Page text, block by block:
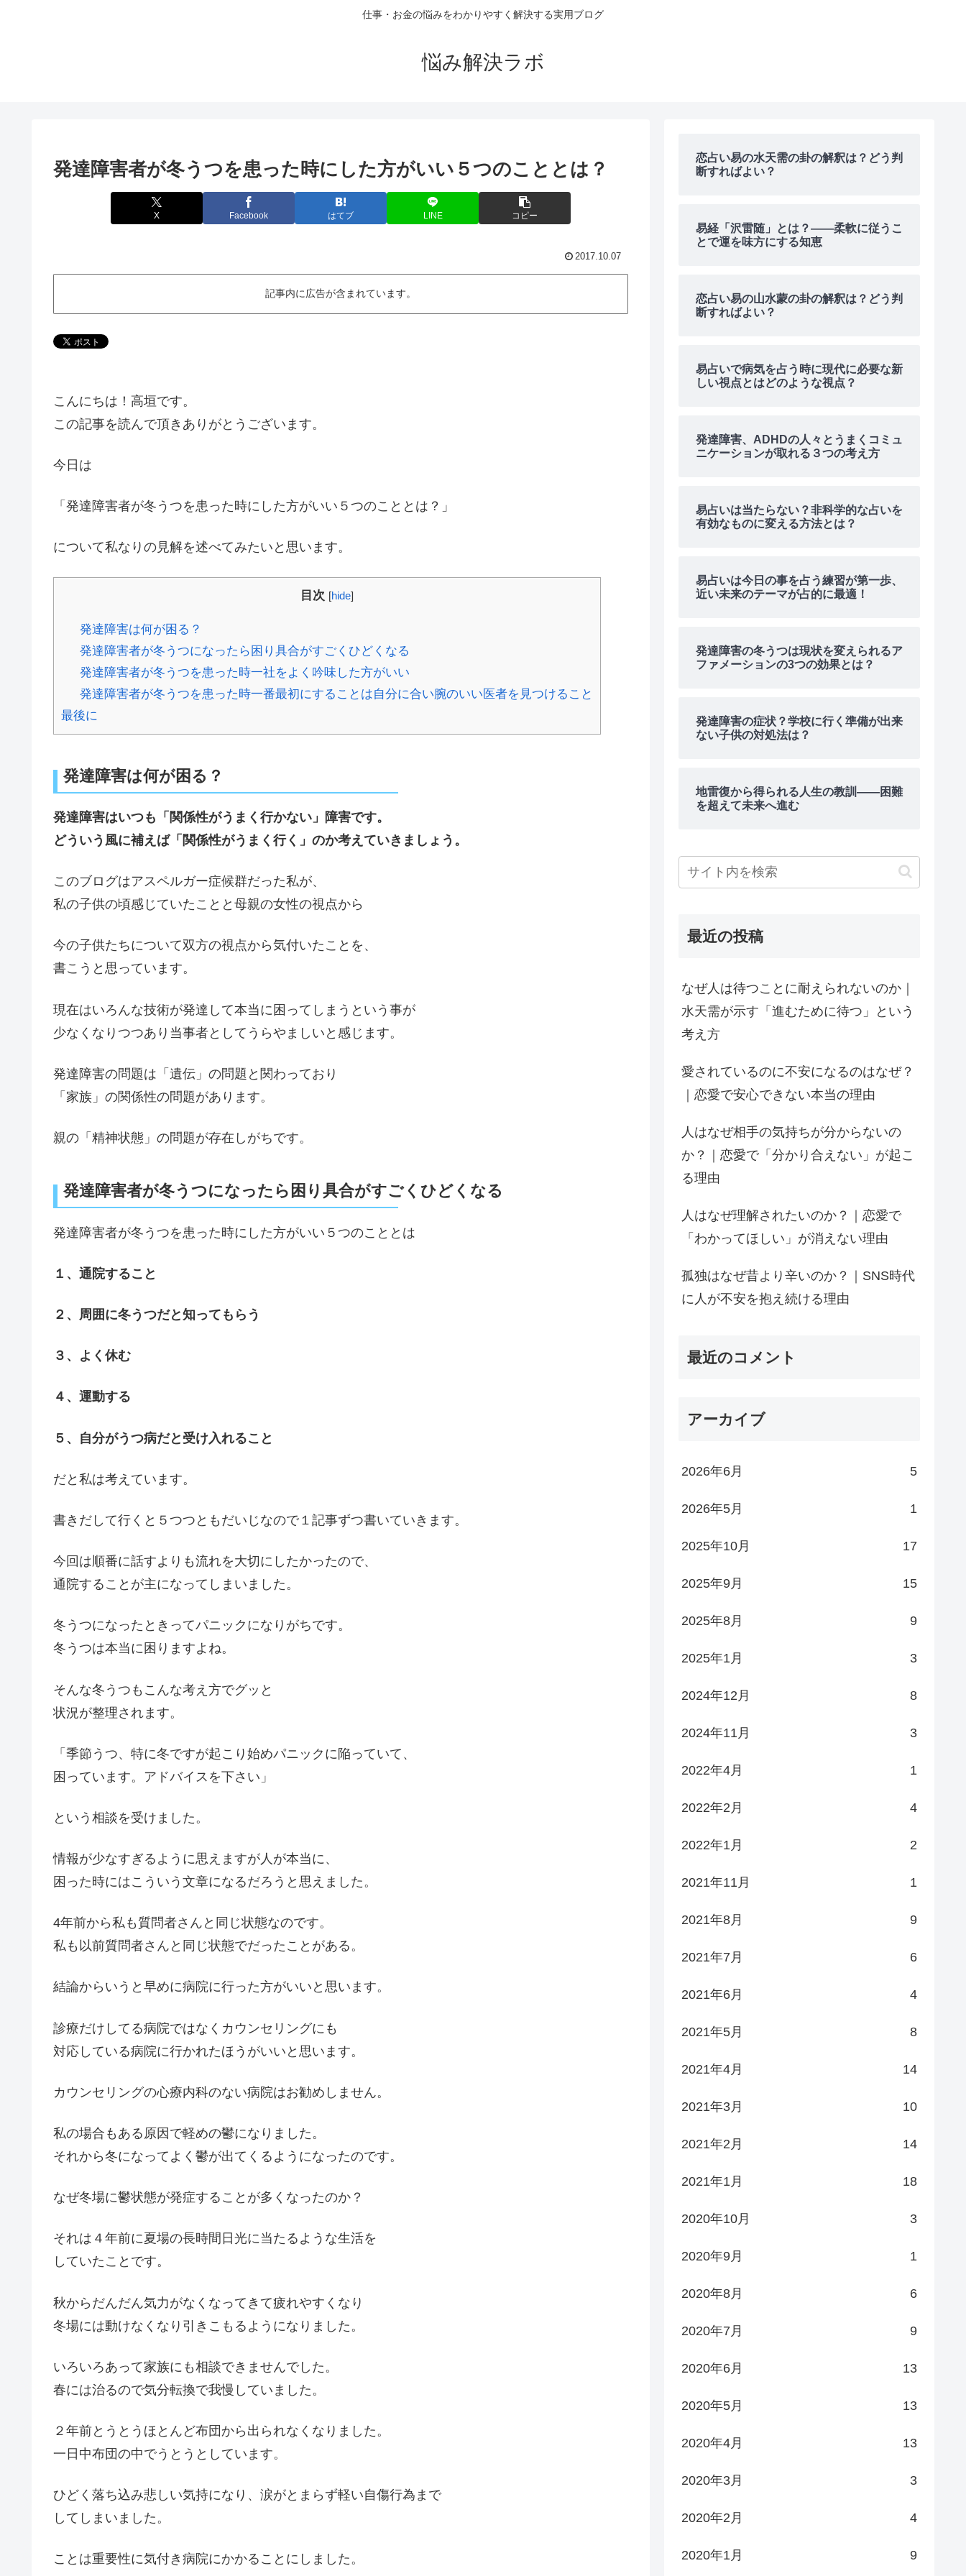
仕事・お金の悩みをわかりやすく解決する実用ブログ
悩み解決ラボ
発達障害者が冬うつを患った時にした方がいい５つのこととは？
X Facebook はてブ LINE コピー
2017.10.07
記事内に広告が含まれています。
こんにちは！高垣です。
この記事を読んで頂きありがとうございます。
今日は
「発達障害者が冬うつを患った時にした方がいい５つのこととは？」
について私なりの見解を述べてみたいと思います。
目次 [hide]
発達障害は何が困る？
発達障害者が冬うつになったら困り具合がすごくひどくなる
発達障害者が冬うつを患った時一社をよく吟味した方がいい
発達障害者が冬うつを患った時一番最初にすることは自分に合い腕のいい医者を見つけること
最後に
発達障害は何が困る？
発達障害はいつも「関係性がうまく行かない」障害です。
どういう風に補えば「関係性がうまく行く」のか考えていきましょう。
このブログはアスペルガー症候群だった私が、
私の子供の頃感じていたことと母親の女性の視点から
今の子供たちについて双方の視点から気付いたことを、
書こうと思っています。
現在はいろんな技術が発達して本当に困ってしまうという事が
少なくなりつつあり当事者としてうらやましいと感じます。
発達障害の問題は「遺伝」の問題と関わっており
「家族」の関係性の問題があります。
親の「精神状態」の問題が存在しがちです。
発達障害者が冬うつになったら困り具合がすごくひどくなる
発達障害者が冬うつを患った時にした方がいい５つのこととは
１、通院すること
２、周囲に冬うつだと知ってもらう
３、よく休む
４、運動する
５、自分がうつ病だと受け入れること
だと私は考えています。
書きだして行くと５つつともだいじなので１記事ずつ書いていきます。
今回は順番に話すよりも流れを大切にしたかったので、
通院することが主になってしまいました。
冬うつになったときってパニックになりがちです。
冬うつは本当に困りますよね。
そんな冬うつもこんな考え方でグッと
状況が整理されます。
「季節うつ、特に冬ですが起こり始めパニックに陥っていて、
困っています。アドバイスを下さい」
という相談を受けました。
情報が少なすぎるように思えますが人が本当に、
困った時にはこういう文章になるだろうと思えました。
4年前から私も質問者さんと同じ状態なのです。
私も以前質問者さんと同じ状態でだったことがある。
結論からいうと早めに病院に行った方がいいと思います。
診療だけしてる病院ではなくカウンセリングにも
対応している病院に行かれたほうがいいと思います。
カウンセリングの心療内科のない病院はお勧めしません。
私の場合もある原因で軽めの鬱になりました。
それから冬になってよく鬱が出てくるようになったのです。
なぜ冬場に鬱状態が発症することが多くなったのか？
それは４年前に夏場の長時間日光に当たるような生活を
していたことです。
秋からだんだん気力がなくなってきて疲れやすくなり
冬場には動けなくなり引きこもるようになりました。
いろいろあって家族にも相談できませんでした。
春には治るので気分転換で我慢していました。
２年前とうとうほとんど布団から出られなくなりました。
一日中布団の中でうとうとしています。
ひどく落ち込み悲しい気持になり、涙がとまらず軽い自傷行為まで
してしまいました。
ことは重要性に気付き病院にかかることにしました。
恋占い易の水天需の卦の解釈は？どう判
断すればよい？
易経「沢雷随」とは？――柔軟に従うこ
とで運を味方にする知恵
恋占い易の山水蒙の卦の解釈は？どう判
断すればよい？
易占いで病気を占う時に現代に必要な新
しい視点とはどのような視点？
発達障害、ADHDの人々とうまくコミュ
ニケーションが取れる３つの考え方
易占いは当たらない？非科学的な占いを
有効なものに変える方法とは？
易占いは今日の事を占う練習が第一歩、
近い未来のテーマが占的に最適！
発達障害の冬うつは現状を変えられるア
ファメーションの3つの効果とは？
発達障害の症状？学校に行く準備が出来
ない子供の対処法は？
地雷復から得られる人生の教訓――困難
を超えて未来へ進む
最近の投稿
なぜ人は待つことに耐えられないのか｜
水天需が示す「進むために待つ」という
考え方
愛されているのに不安になるのはなぜ？
｜恋愛で安心できない本当の理由
人はなぜ相手の気持ちが分からないの
か？｜恋愛で「分かり合えない」が起こ
る理由
人はなぜ理解されたいのか？｜恋愛で
「わかってほしい」が消えない理由
孤独はなぜ昔より辛いのか？｜SNS時代
に人が不安を抱え続ける理由
最近のコメント
アーカイブ
2026年6月 5
2026年5月 1
2025年10月 17
2025年9月 15
2025年8月 9
2025年1月 3
2024年12月 8
2024年11月 3
2022年4月 1
2022年2月 4
2022年1月 2
2021年11月 1
2021年8月 9
2021年7月 6
2021年6月 4
2021年5月 8
2021年4月 14
2021年3月 10
2021年2月 14
2021年1月 18
2020年10月 3
2020年9月 1
2020年8月 6
2020年7月 9
2020年6月 13
2020年5月 13
2020年4月 13
2020年3月 3
2020年2月 4
2020年1月 9